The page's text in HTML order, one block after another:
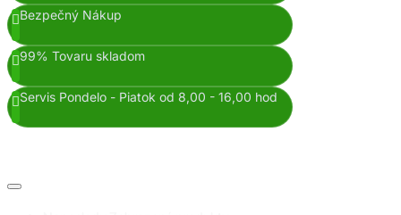
Bezpečný Nákup
99% Tovaru skladom
Servis Pondelo - Piatok od 8,00 - 16,00 hod